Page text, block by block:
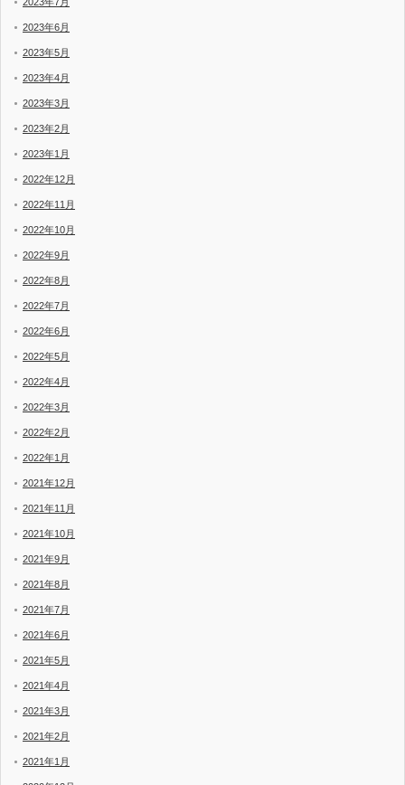
2023年6月
2023年5月
2023年4月
2023年3月
2023年2月
2023年1月
2022年12月
2022年11月
2022年10月
2022年9月
2022年8月
2022年7月
2022年6月
2022年5月
2022年4月
2022年3月
2022年2月
2022年1月
2021年12月
2021年11月
2021年10月
2021年9月
2021年8月
2021年7月
2021年6月
2021年5月
2021年4月
2021年3月
2021年2月
2021年1月